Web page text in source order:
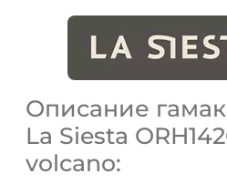
Описание
La Siesta
volcano: